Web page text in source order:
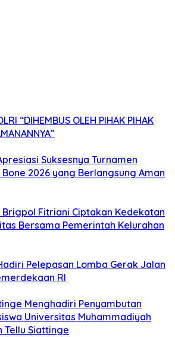
“DIHEMBUS OLEH PIHAK PIHAK
Suksesnya Turnamen
Bone 2026 yang Berlangsung Aman
Brigpol Fitriani Ciptakan Kedekatan
Bersama Pemerintah Kelurahan
Pelepasan Lomba Gerak Jalan
RI
Menghadiri Penyambutan
Universitas Muhammadiyah
Tellu Siattinge